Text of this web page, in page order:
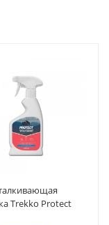
Trekko Protect